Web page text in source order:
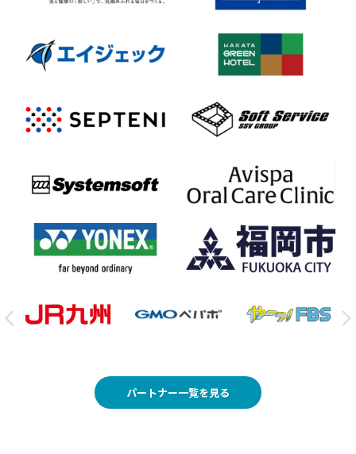
パートナー一覧を見る